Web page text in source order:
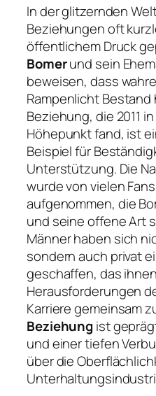
In der glitzernden
Beziehungen oft
öffentlichem Druck
Bomerund sein
beweisen, dass
Rampenlicht Bestand
Beziehung, die 2011
Höhepunkt fand, ist
Beispiel für
Unterstützung. Die
wurde von vielen
aufgenommen, die
und seine offene Art
Männer haben sich
sondern auch privat
geschaffen, das
Herausforderungen
Karriere gemeinsam
Beziehung ist
und einer tiefen
über die